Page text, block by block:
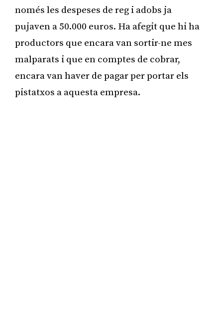
només les despeses de reg i adobs ja
pujaven a 50.000 euros. Ha afegit que hi ha
productors que encara van sortir-ne mes
malparats i que en comptes de cobrar,
encara van haver de pagar per portar els
pistatxos a aquesta empresa.